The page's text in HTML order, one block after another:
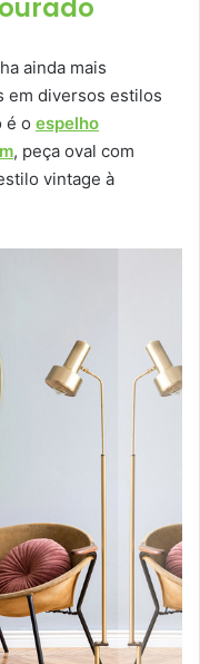
ainda mais
em diversos estilos
é o espelho
, peça oval com
vintage à